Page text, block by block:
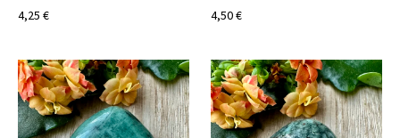
4,25 €
4,50 €